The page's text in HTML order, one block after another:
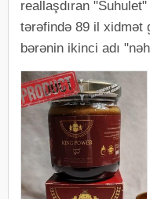
reallaşdıran
tərəfində 89 il xidmət
bərənin ikinci adı